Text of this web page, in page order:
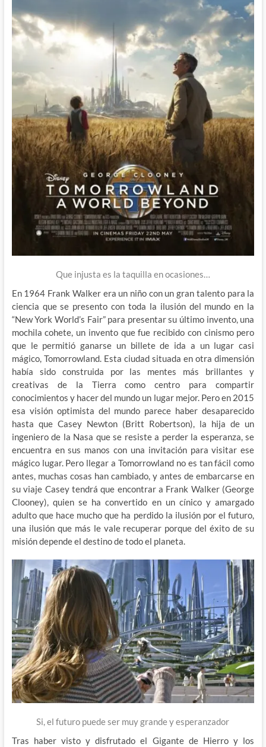
Que injusta es la taquilla en ocasiones…
En 1964 Frank Walker era un niño con un gran talento para la
ciencia que se presento con toda la ilusión del mundo en la
“New York World’s Fair” para presentar su último invento, una
mochila cohete, un invento que fue recibido con cinismo pero
que le permitió ganarse un billete de ida a un lugar casi
mágico, Tomorrowland. Esta ciudad situada en otra dimensión
había sido construida por las mentes más brillantes y
creativas de la Tierra como centro para compartir
conocimientos y hacer del mundo un lugar mejor. Pero en 2015
esa visión optimista del mundo parece haber desaparecido
hasta que Casey Newton (Britt Robertson), la hija de un
ingeniero de la Nasa que se resiste a perder la esperanza, se
encuentra en sus manos con una invitación para visitar ese
mágico lugar. Pero llegar a Tomorrowland no es tan fácil como
antes, muchas cosas han cambiado, y antes de embarcarse en
su viaje Casey tendrá que encontrar a Frank Walker (George
Clooney), quien se ha convertido en un cínico y amargado
adulto que hace mucho que ha perdido la ilusión por el futuro,
una ilusión que más le vale recuperar porque del éxito de su
misión depende el destino de todo el planeta.
Si, el futuro puede ser muy grande y esperanzador
Tras haber visto y disfrutado el Gigante de Hierro y los